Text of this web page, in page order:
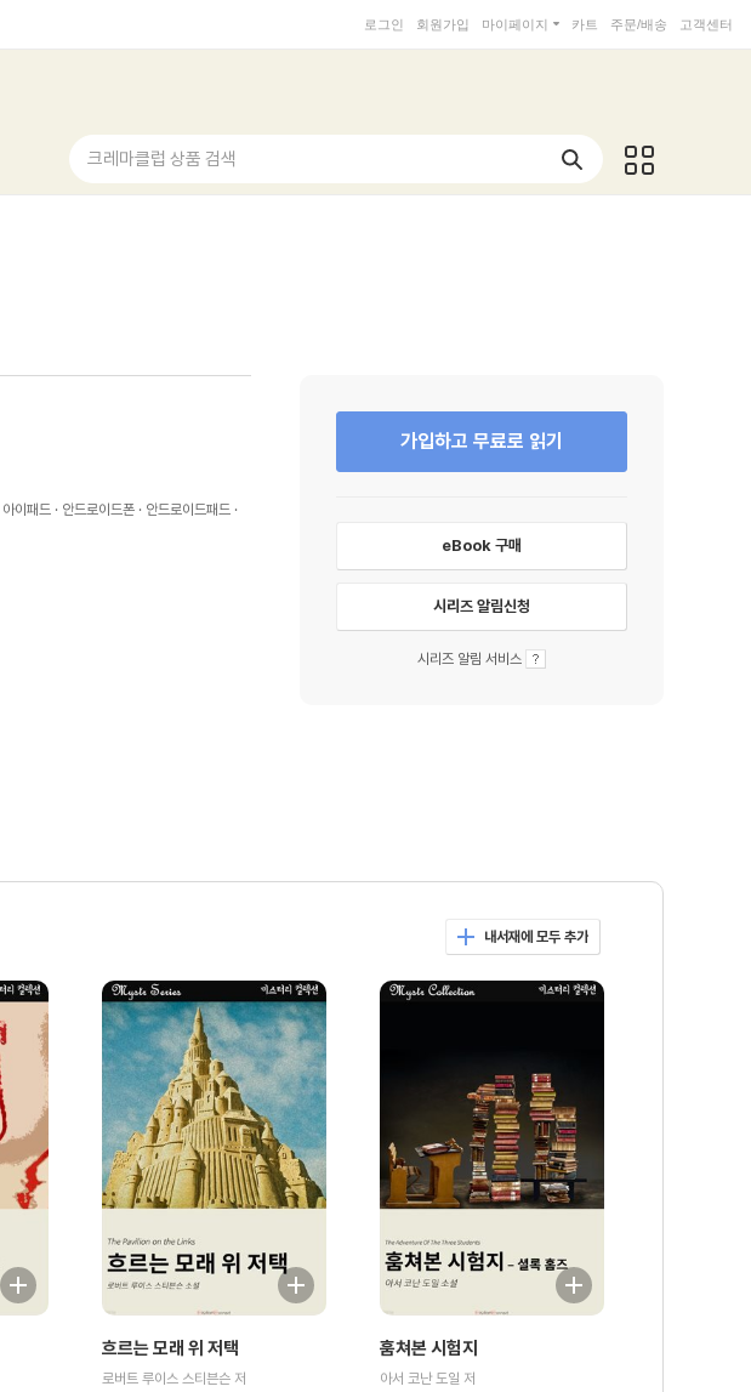
로그인 회원가입 마이페이지 카트 주문/배송 고객센터
크레마클럽 상품 검색
아이패드 안드로이드폰
안드로이드패드
가입하고 무료로 읽기
eBook 구매
시리즈 알림신청
시리즈 알림 서비스
내서재에 모두 추가
흐르는 모래 위 저택
로버트 루이스 스티븐슨 저
훔쳐본 시험지
아서 코난 도일 저